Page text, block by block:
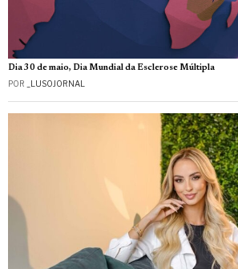
Dia 30 de maio, Dia Mundial da Esclerose Múltipla
POR _LUSOJORNAL